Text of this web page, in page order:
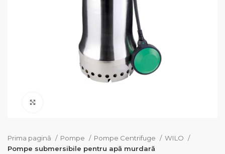
Prima pagină Pompe Pompe Centrifuge
WILO
Pompe submersibile pentru apă murdară